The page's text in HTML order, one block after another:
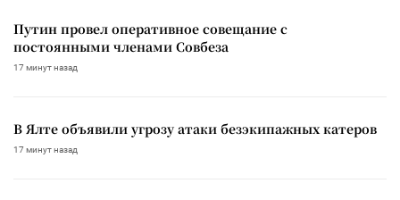
Путин провел оперативное совещание с
постоянными членами Совбеза
17 минут назад
В Ялте объявили угрозу атаки безэкипажных катеров
17 минут назад